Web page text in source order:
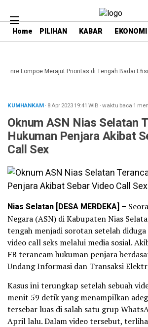
Home PILIHAN KABAR
Lompoe Merajut Prioritas di Tengah Badai
KUMHANKAM· 8 Apr 202319:41 WIB ·waktu baca 1
Oknum ASN Nias Selatan
Hukuman Penjara Akibat
Call Sex
Nias Selatan [DESA MERDEKA] –
Negara (ASN) di Kabupaten Nias
tengah menjadi sorotan setelah
video call seks melalui media sosial.
FB terancam hukuman penjara
Undang Informasi dan Transaksi
Kasus ini terungkap setelah sebuah
menit 59 detik yang menampilkan
tersebar luas di salah satu grup
April lalu. Dalam video tersebut,